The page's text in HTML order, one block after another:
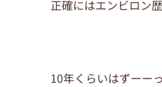
正確にはエンビロン
10年くらいはずーー